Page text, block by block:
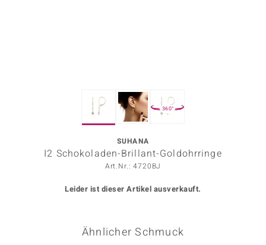
360°
SUHANA
I2 Schokoladen-Brillant-Goldohrringe
Art.Nr.: 4720BJ
Leider ist dieser Artikel ausverkauft.
Ähnlicher Schmuck